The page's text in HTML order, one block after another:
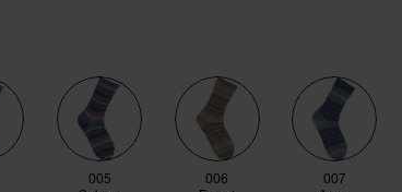
005
006
007